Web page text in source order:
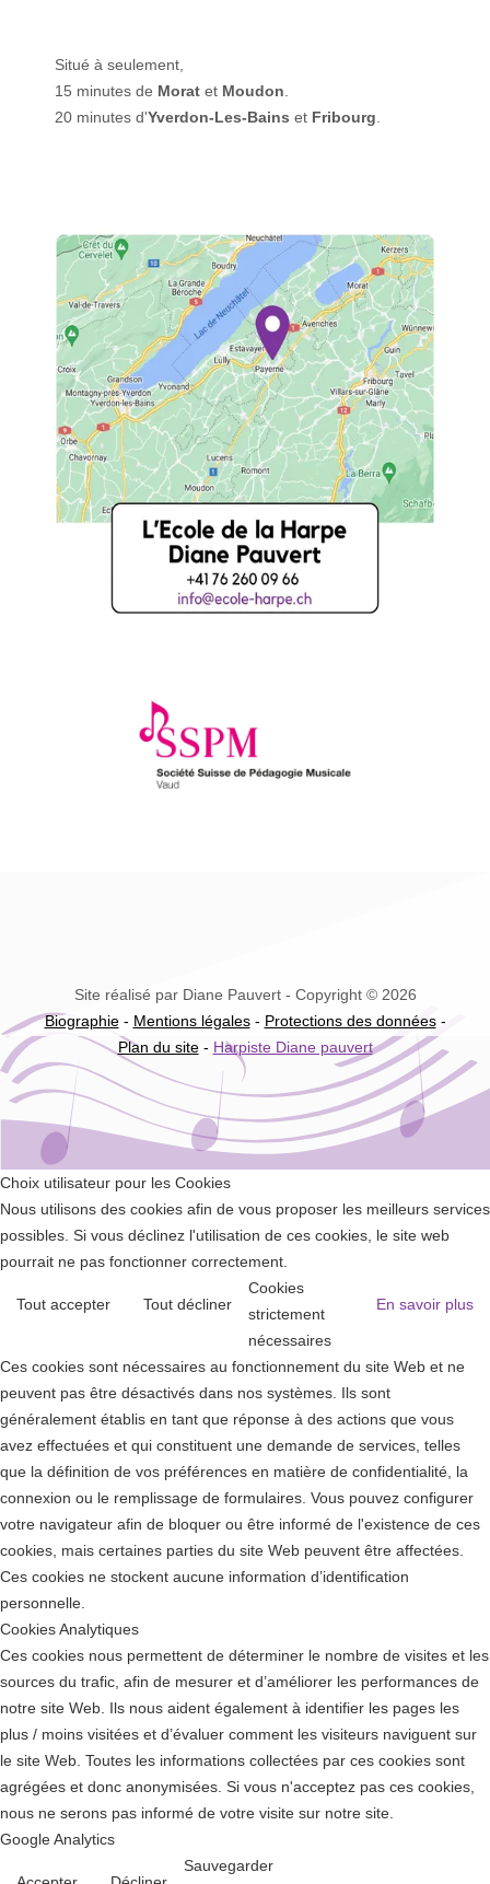
Situé à seulement,
15 minutes de Morat et Moudon
20 minutes d'Yverdon-Les-Bains et Fribourg
Site réalisé par Diane Pauvert - Copyright © 2026
Biographie- Mentions légales- Protections des données-
Plan du site- Harpiste Diane pauvert
Choix utilisateur pour les Cookies
Nous utilisons des cookies afin de vous proposer les meilleurs services
possibles. Si vous déclinez l'utilisation de ces cookies, le site web
pourrait ne pas fonctionner correctement.
Tout accepter Tout décliner En savoir plus
Cookies
strictement
nécessaires
Ces cookies sont nécessaires au fonctionnement du site Web et ne
peuvent pas être désactivés dans nos systèmes. Ils sont
généralement établis en tant que réponse à des actions que vous
avez effectuées et qui constituent une demande de services, telles
que la définition de vos préférences en matière de confidentialité, la
connexion ou le remplissage de formulaires. Vous pouvez configurer
votre navigateur afin de bloquer ou être informé de l'existence de ces
cookies, mais certaines parties du site Web peuvent être affectées.
Ces cookies ne stockent aucune information d’identification
personnelle.
Cookies Analytiques
Ces cookies nous permettent de déterminer le nombre de visites et les
sources du trafic, afin de mesurer et d’améliorer les performances de
notre site Web. Ils nous aident également à identifier les pages les
plus / moins visitées et d’évaluer comment les visiteurs naviguent sur
le site Web. Toutes les informations collectées par ces cookies sont
agrégées et donc anonymisées. Si vous n'acceptez pas ces cookies,
nous ne serons pas informé de votre visite sur notre site.
Google Analytics
Sauvegarder